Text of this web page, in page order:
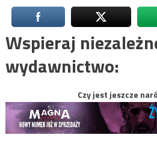
Wspieraj
wydawnictwo:
Czy jest jeszcze